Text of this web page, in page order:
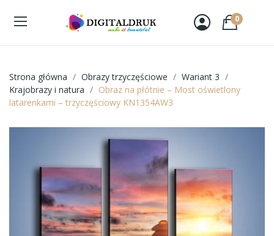
0
Strona główna Obrazy trzyczęściowe
Wariant 3
Krajobrazy i natura
Obraz na płótnie – Most oświetlony
latarenkami – trzyczęściowy KN1354AW3